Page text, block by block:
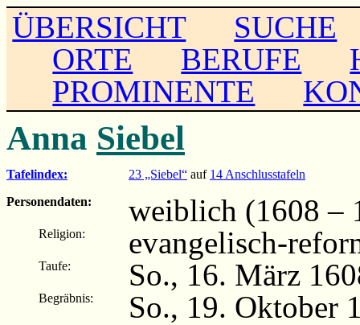
ÜBERSICHT
SUCHE
ORTE
BERUFE
PROMINENTE
Anna Siebel
Tafelindex: 23 „Siebel“ auf 14 Anschlusstafeln
Personendaten:
weiblich (1608 –
Religion: evangelisch-
Taufe: So., 16. März
Begräbnis: So., 19. Oktober